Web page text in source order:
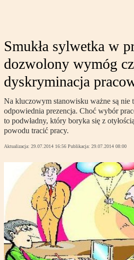
Smukła sylwetka w
dozwolony wymóg
dyskryminacja
Na kluczowym stanowisku ważne są nie
odpowiednia prezencja. Choć wybór
to podwładny, który boryka się z
powodu tracić pracy.
Aktualizacja: 29.07.2014 16:56 Publikacja: 29.07.2014 08:00